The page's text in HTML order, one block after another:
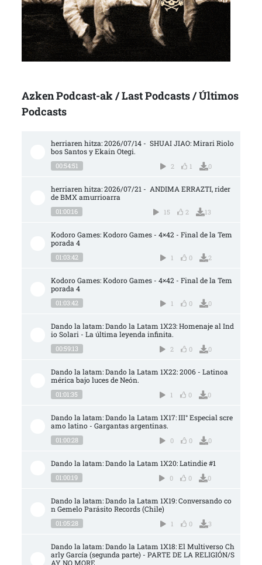
Azken Podcast-ak / Last Podcasts / Últimos
Podcasts
herriaren hitza: 2026/07/14 -  SHUAI JIAO: Mirari Riolo
bos Santos y Ekain Otegi.
00:54:51 2 1 0
herriaren hitza: 2026/07/21 -  ANDIMA ERRAZTI, rider
de BMX amurrioarra
01:00:16 15 2 13
Kodoro Games: Kodoro Games - 4×42 - Final de la Tem
porada 4
01:03:42 1 0 2
Kodoro Games: Kodoro Games - 4×42 - Final de la Tem
porada 4
01:03:42 1 0 0
Dando la latam: Dando la Latam 1X23: Homenaje al Ind
io Solari - La última leyenda infinita.
00:59:13 2 0 0
Dando la latam: Dando la Latam 1X22: 2006 - Latinoa
mérica bajo luces de Neón.
01:01:35 1 0 0
Dando la latam: Dando la Latam 1X17: III° Especial scre
amo latino - Gargantas argentinas.
01:00:28 0 0 0
Dando la latam: Dando la Latam 1X20: Latindie #1
01:00:19 0 0 0
Dando la latam: Dando la Latam 1X19: Conversando co
n Gemelo Parásito Records (Chile)
01:05:28 1 0 3
Dando la latam: Dando la Latam 1X18: El Multiverso Ch
arly García (segunda parte) - PARTE DE LA RELIGIÓN/S
AY NO MORE